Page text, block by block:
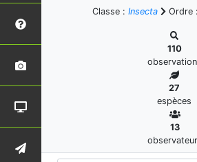
Classe : Insecta Ordre :
110
27
espèces
13